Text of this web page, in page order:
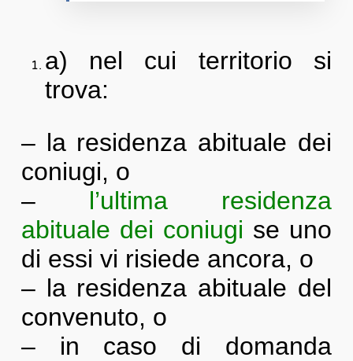
a) nel cui territorio si
trova:
– la residenza abituale dei
coniugi, o
– l’ultima residenza
abituale dei coniugi se uno
di essi vi risiede ancora, o
– la residenza abituale del
convenuto, o
– in caso di domanda